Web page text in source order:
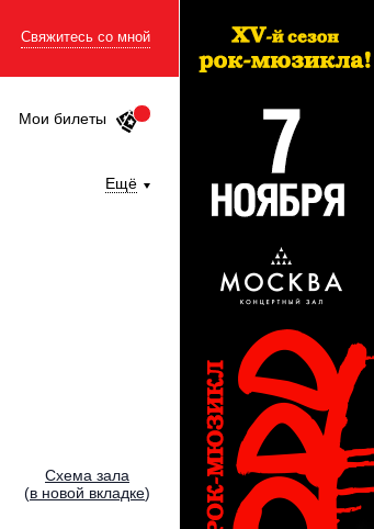
Свяжитесь со мной
Мои билеты
Ещё
Cхема зала
(в новой вкладке)